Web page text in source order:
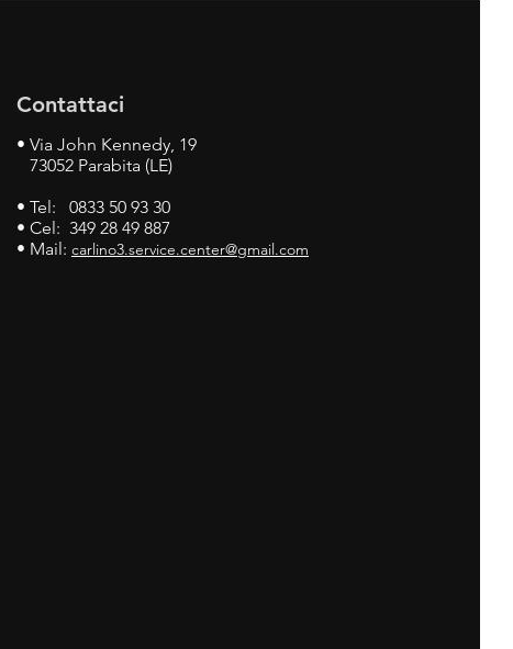
Contattaci
• Via John Kennedy, 19
73052 Parabita (LE)
• Tel: 0833 50 93 30
• Cel: 349 28 49 887
• Mail: carlino3.service.center@gmail.com